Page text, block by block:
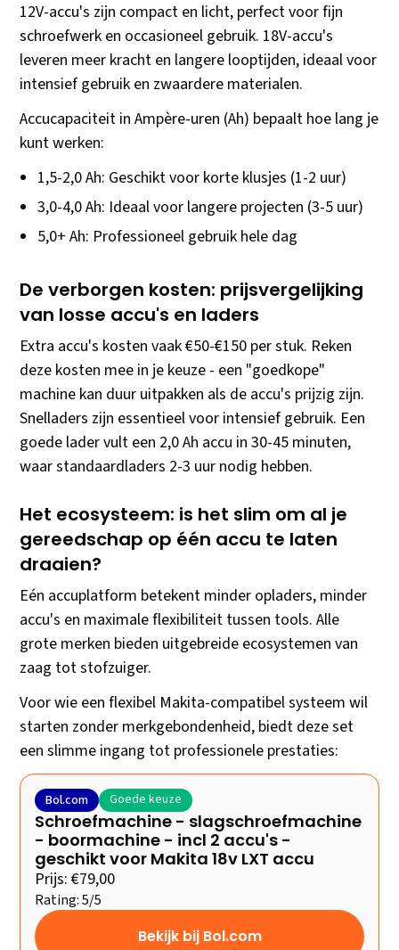
12V-accu's zijn compact en licht, perfect voor fijn
schroefwerk en occasioneel gebruik. 18V-accu's
leveren meer kracht en langere looptijden, ideaal voor
intensief gebruik en zwaardere materialen.
Accucapaciteit in Ampère-uren (Ah) bepaalt hoe lang je
kunt werken:
1,5-2,0 Ah: Geschikt voor korte klusjes (1-2 uur)
3,0-4,0 Ah: Ideaal voor langere projecten (3-5 uur)
5,0+ Ah: Professioneel gebruik hele dag
De verborgen kosten: prijsvergelijking
van losse accu's en laders
Extra accu's kosten vaak €50-€150 per stuk. Reken
deze kosten mee in je keuze - een "goedkope"
machine kan duur uitpakken als de accu's prijzig zijn.
Snelladers zijn essentieel voor intensief gebruik. Een
goede lader vult een 2,0 Ah accu in 30-45 minuten,
waar standaardladers 2-3 uur nodig hebben.
Het ecosysteem: is het slim om al je
gereedschap op één accu te laten
draaien?
Eén accuplatform betekent minder opladers, minder
accu's en maximale flexibiliteit tussen tools. Alle
grote merken bieden uitgebreide ecosystemen van
zaag tot stofzuiger.
Voor wie een flexibel Makita-compatibel systeem wil
starten zonder merkgebondenheid, biedt deze set
een slimme ingang tot professionele prestaties:
Bol.com Goede keuze
Schroefmachine - slagschroefmachine
- boormachine - incl 2 accu's -
geschikt voor Makita 18v LXT accu
Prijs: €79,00
Rating: 5/5
Bekijk bij Bol.com